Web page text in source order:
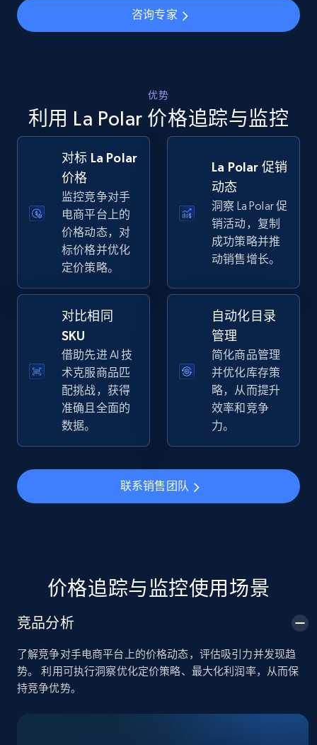
5.6K+ 875+ 立即开始
Walmart - products - Collects products by
specific keywords
URL, Final price, Sku, Currency, Gtin,
Specifications, Image urls, Top reviews, and
more.
5.6K+ 875+ 立即开始
using sku numbers
URL, Final price, Sku, Currency, Gtin,
Specifications, Image urls, Top reviews, and
more.
5.6K+ 875+ 立即开始
URL, Title, Available, Description, Currency, Initial
price, Final price, Discount percent, and more.
URL, Title, Available, Description, Currency, Initial
5.4K+ 668+ 立即开始
咨询专家
优势
利用 La Polar 价格追踪与监控
对标 La Polar
价格
监控竞争对手
电商平台上的
价格动态，对
标价格并优化
定价策略。
La Polar 促销
动态
洞察 La Polar 促
销活动，复制
成功策略并推
动销售增长。
对比相同
SKU
借助先进 AI 技
术克服商品匹
配挑战，获得
准确且全面的
数据。
自动化目录
管理
简化商品管理
并优化库存策
略，从而提升
效率和竞争
力。
联系销售团队
价格追踪与监控使用场景
竞品分析
了解竞争对手电商平台上的价格动态，评估吸引力并发现趋
势。 利用可执行洞察优化定价策略、最大化利润率，从而保
持竞争优势。